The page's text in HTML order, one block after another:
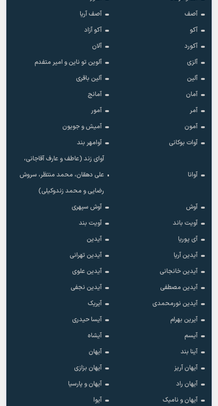
آصف
آصف آریا
آکو
آکو آزاد
آکورد
آلان
آلزی
آلوین تو ناین و امیر متفدم
آلین
آلین باقری
آمان
آمانج
آمر
آمور
آمون
آمیش و جویون
آوات بوکانی
آوامهر بند
آوانا
آوای زند (عاطف و عارف آقاجانی،
علی دهقان، محمد منتظر، سروش
رضایی و محمد زندوکیلی)
آوش
آوش سپهری
آویت باند
آویت بند
آی پوریا
آیدین
آیدین آریا
آیدین تهرانی
آیدین خانجانی
آیدین علوی
آیدین مصطفی
آیدین نجفی
آیدین نورمحمدی
آیریک
آیرین بهرام
آیسا حیدری
آیسم
آیشاه
آینا بند
آیهان
آیهان آریز
آیهان بزازی
آیهان راد
آیهان و پارسیا
آیهان و نامیک
آیوا